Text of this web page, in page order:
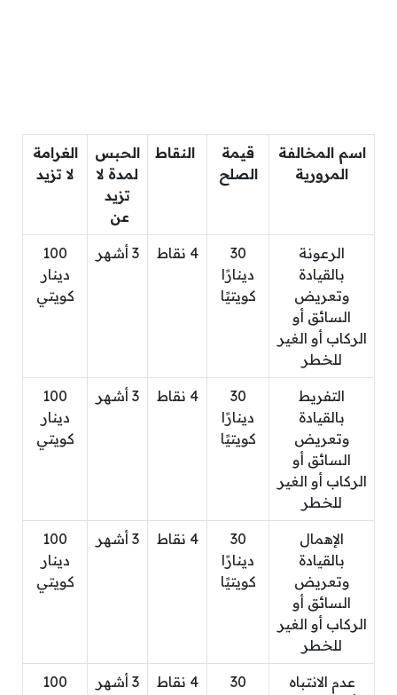
اسم المخالفة
المرورية
قيمة
الصلح
النقاط
الحبس
لمدة لا
تزيد
عن
الغرامة
لا تزيد
الرعونة
بالقيادة
وتعريض
السائق أو
الركاب أو الغير
للخطر
30
دينارًا
كويتيًا
4 نقاط 3 أشهر
100
دينار
كويتي
التفريط
بالقيادة
وتعريض
السائق أو
الركاب أو الغير
للخطر
30
دينارًا
كويتيًا
4 نقاط 3 أشهر
100
دينار
كويتي
الإهمال
بالقيادة
وتعريض
السائق أو
الركاب أو الغير
للخطر
30
دينارًا
كويتيًا
4 نقاط 3 أشهر
100
دينار
كويتي
عدم الانتباه
30
4 نقاط 3 أشهر
100